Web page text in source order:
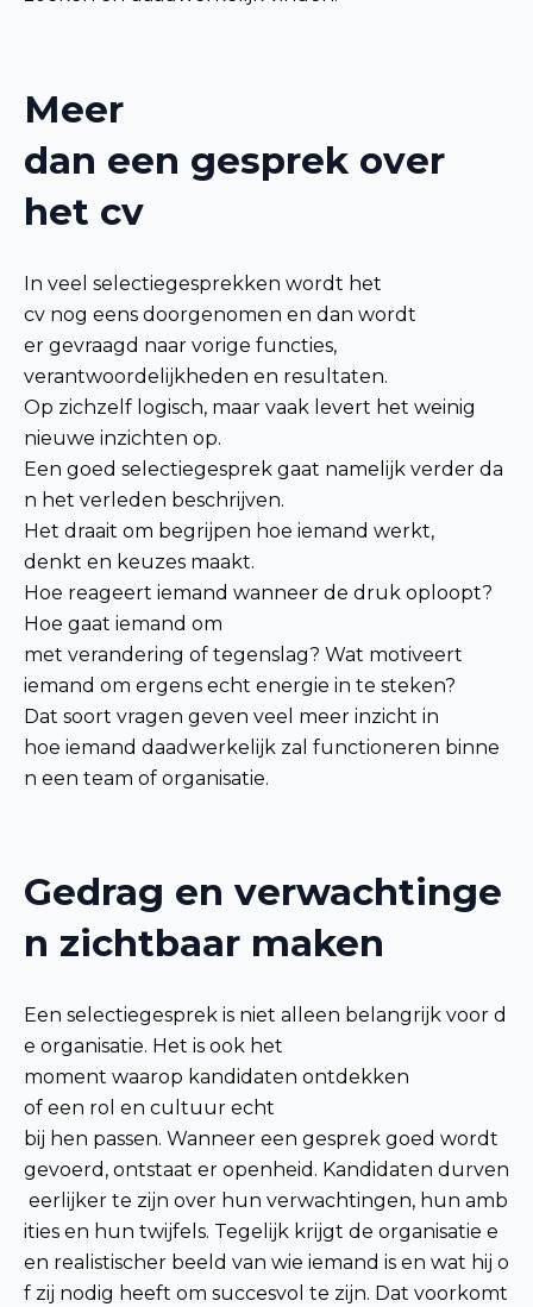
Meer
dan een gesprek over
het cv
In veel selectiegesprekken wordt het
cv nog eens doorgenomen en dan wordt
er gevraagd naar vorige functies,
verantwoordelijkheden en resultaten.
Op zichzelf logisch, maar vaak levert het weinig
nieuwe inzichten op.
Een goed selectiegesprek gaat namelijk verder da
n het verleden beschrijven.
Het draait om begrijpen hoe iemand werkt,
denkt en keuzes maakt.
Hoe reageert iemand wanneer de druk oploopt?
Hoe gaat iemand om
met verandering of tegenslag? Wat motiveert
iemand om ergens echt energie in te steken?
Dat soort vragen geven veel meer inzicht in
hoe iemand daadwerkelijk zal functioneren binne
n een team of organisatie.
Gedrag en verwachtinge
n zichtbaar maken
Een selectiegesprek is niet alleen belangrijk voor d
e organisatie. Het is ook het
moment waarop kandidaten ontdekken
of een rol en cultuur echt
bij hen passen. Wanneer een gesprek goed wordt
gevoerd, ontstaat er openheid. Kandidaten durven
eerlijker te zijn over hun verwachtingen, hun amb
ities en hun twijfels. Tegelijk krijgt de organisatie e
en realistischer beeld van wie iemand is en wat hij o
f zij nodig heeft om succesvol te zijn. Dat voorkomt